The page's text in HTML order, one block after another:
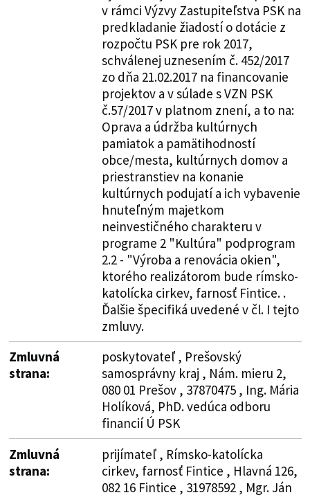
v rámci Výzvy Zastupiteľstva PSK na
predkladanie žiadostí o dotácie z
rozpočtu PSK pre rok 2017,
schválenej uznesením č. 452/2017
zo dňa 21.02.2017 na financovanie
projektov a v súlade s VZN PSK
č.57/2017 v platnom znení, a to na:
Oprava a údržba kultúrnych
pamiatok a pamätihodností
obce/mesta, kultúrnych domov a
priestranstiev na konanie
kultúrnych podujatí a ich vybavenie
hnuteľným majetkom
neinvestičného charakteru v
programe 2 "Kultúra" podprogram
2.2 - "Výroba a renovácia okien",
ktorého realizátorom bude rímsko-
katolícka cirkev, farnosť Fintice. .
Ďalšie špecifiká uvedené v čl. I tejto
zmluvy.
Zmluvná
strana:
poskytovateľ , Prešovský
samosprávny kraj , Nám. mieru 2,
080 01 Prešov , 37870475 , Ing. Mária
Holíková, PhD. vedúca odboru
financií Ú PSK
Zmluvná
strana:
prijímateľ , Rímsko-katolícka
cirkev, farnosť Fintice , Hlavná 126,
082 16 Fintice , 31978592 , Mgr. Ján